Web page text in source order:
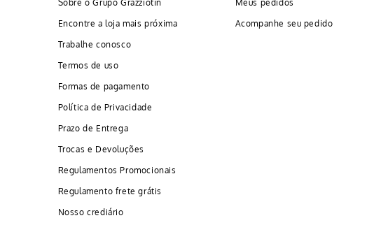
Sobre o Grupo Grazziotin
Encontre a loja mais próxima
Trabalhe conosco
Termos de uso
Formas de pagamento
Política de Privacidade
Prazo de Entrega
Trocas e Devoluções
Regulamentos Promocionais
Regulamento frete grátis
Nosso crediário
Meus pedidos
Acompanhe seu pedido